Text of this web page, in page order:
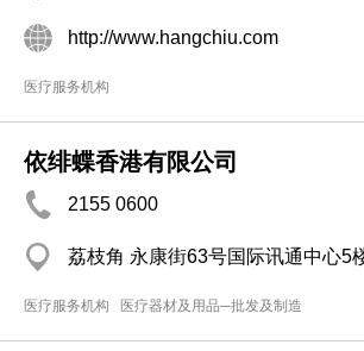
http://www.hangchiu.com
医疗服务机构
依绯蝶香港有限公司
2155 0600
荔枝角 永康街63号国际讯通中心5
医疗服务机构 医疗器材及用品─批发及制造